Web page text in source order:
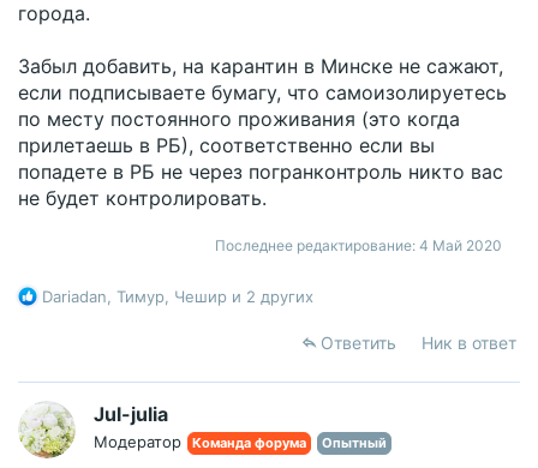
города.
Забыл добавить, на карантин в Минске не сажают,
если подписываете бумагу, что самоизолируетесь
по месту постоянного проживания (это когда
прилетаешь в РБ), соответственно если вы
попадете в РБ не через погранконтроль никто вас
не будет контролировать.
Последнее редактирование: 4 Май 2020
Р
ц
и
и
:
Dariadan Тимур Чешир и 2 других
Ответить Ник в ответ
Jul-julia
Модератор Команда форума Опытный